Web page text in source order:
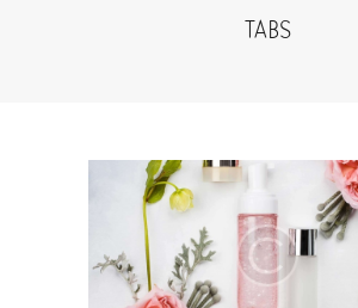
TABS